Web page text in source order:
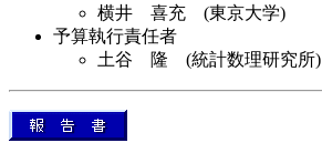
横井 喜充 (東京大学)
予算執行責任者
土谷 隆 (統計数理研究所)